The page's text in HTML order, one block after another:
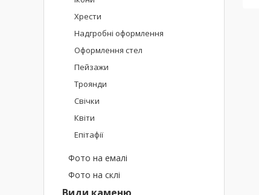
Хрести
Надгробні оформлення
Оформлення стел
Пейзажи
Троянди
Свічки
Квіти
Епітафії
Фото на емалі
Фото на склі
Види каменю